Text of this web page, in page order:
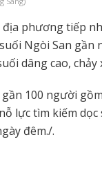
phương tiếp
Ngòi San
dâng cao, chảy
100 người
lực tìm kiếm
đêm./.